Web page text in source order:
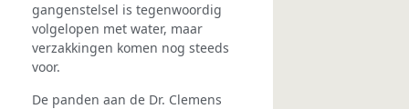
gangenstelsel is tegenwoordig
volgelopen met water, maar
verzakkingen komen nog steeds
voor.
De panden aan de Dr. Clemens